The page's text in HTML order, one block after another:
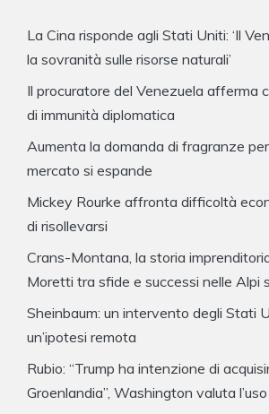
La Cina risponde agli Stati Uniti: ‘Il
la sovranità sulle risorse naturali’
Il procuratore del Venezuela afferma
di immunità diplomatica
Aumenta la domanda di fragranze
mercato si espande
Mickey Rourke affronta difficoltà
di risollevarsi
Crans-Montana, la storia
Moretti tra sfide e successi nelle Alpi
Sheinbaum: un intervento degli Stati
un’ipotesi remota
Rubio: “Trump ha intenzione di
Groenlandia”, Washington valuta l’uso